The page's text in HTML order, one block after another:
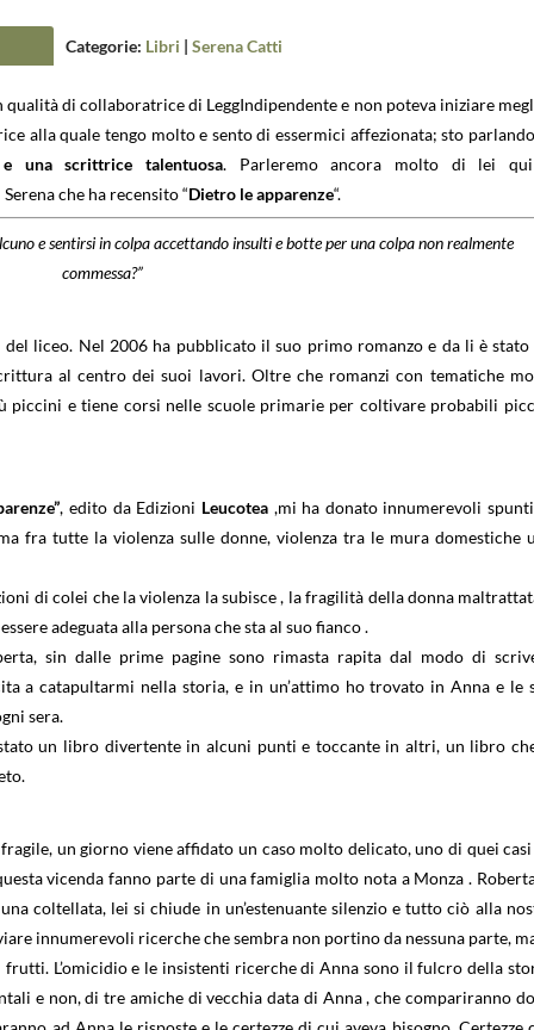
Categorie: Libri | Serena Catti
qualità di collaboratrice di LeggIndipendente e non poteva iniziare
alla quale tengo molto e sento di essermici affezionata; sto
una scrittrice talentuosa. Parleremo ancora molto di lei
che ha recensito “Dietro le apparenze“.
e sentirsi in colpa accettando insulti e botte per una colpa non realmente
commessa?”
liceo. Nel 2006 ha pubblicato il suo primo romanzo e da li è stato
al centro dei suoi lavori. Oltre che romanzi con tematiche
piccini e tiene corsi nelle scuole primarie per coltivare probabili
, edito da Edizioni Leucotea,mi ha donato innumerevoli
fra tutte la violenza sulle donne, violenza tra le mura domestiche
di colei che la violenza la subisce , la fragilità della donna
adeguata alla persona che sta al suo fianco .
sin dalle prime pagine sono rimasta rapita dal modo di
a catapultarmi nella storia, e in un’attimo ho trovato in Anna e le
sera.
un libro divertente in alcuni punti e toccante in altri, un libro
un giorno viene affidato un caso molto delicato, uno di quei casi
vicenda fanno parte di una famiglia molto nota a Monza .
coltellata, lei si chiude in un’estenuante silenzio e tutto ciò alla
innumerevoli ricerche che sembra non portino da nessuna parte,
L’omicidio e le insistenti ricerche di Anna sono il fulcro della
e non, di tre amiche di vecchia data di Anna , che compariranno